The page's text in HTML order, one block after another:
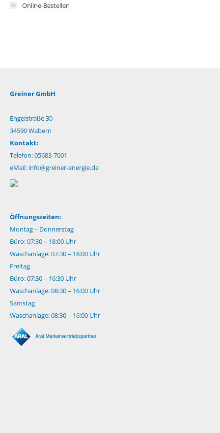
Online-Bestellen
Greiner GmbH
Engelstraße 30
34590 Wabern
Kontakt:
Telefon: 05683-7001
eMail: info@greiner-energie.de
Öffnungszeiten:
Montag – Donnerstag
Büro: 07:30 – 18:00 Uhr
Waschanlage: 07:30 – 18:00 Uhr
Freitag
Büro: 07:30 – 16:30 Uhr
Waschanlage: 08:30 – 16:00 Uhr
Samstag
Waschanlage: 08:30 – 16:00 Uhr